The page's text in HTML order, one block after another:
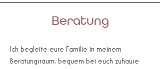
Beratung
Ich begleite eure Familie in meinem
Beratungsraum, bequem bei euch zuhause